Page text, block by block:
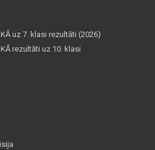
uz 7. klasi rezultāti (2026)
rezultāti uz 10. klasi